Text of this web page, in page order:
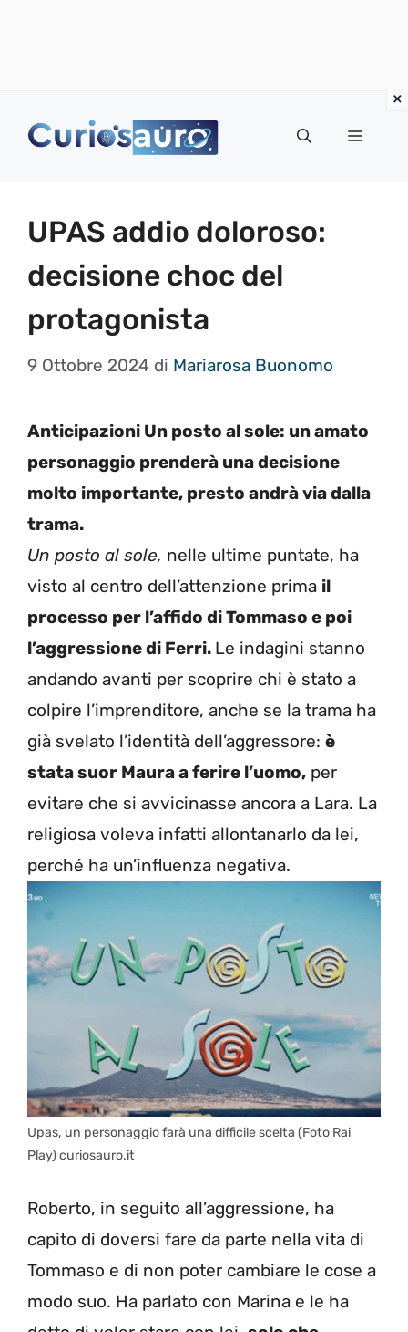
Menu
UPAS addio doloroso:
decisione choc del
protagonista
9 Ottobre 2024 di Mariarosa Buonomo
Anticipazioni Un posto al sole: un amato
personaggio prenderà una decisione
molto importante, presto andrà via dalla
trama.
Un posto al sole, nelle ultime puntate, ha
visto al centro dell’attenzione prima il
processo per l’affido di Tommaso e poi
l’aggressione di Ferri. Le indagini stanno
andando avanti per scoprire chi è stato a
colpire l’imprenditore, anche se la trama ha
già svelato l’identità dell’aggressore: è
stata suor Maura a ferire l’uomo, per
evitare che si avvicinasse ancora a Lara. La
religiosa voleva infatti allontanarlo da lei,
perché ha un’influenza negativa.
Upas, un personaggio farà una difficile scelta (Foto Rai
Play) curiosauro.it
Roberto, in seguito all’aggressione, ha
capito di doversi fare da parte nella vita di
Tommaso e di non poter cambiare le cose a
modo suo. Ha parlato con Marina e le ha